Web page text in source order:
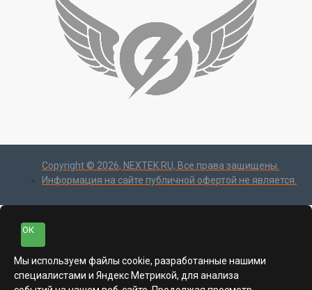
Copyright © 2026, NEXTEK.RU, Все права защищены.
Информация на сайте публичной офертой не является.
ОК
Мы используем файлы cookie, разработанные нашими
специалистами и Яндекс Метрикой, для анализа